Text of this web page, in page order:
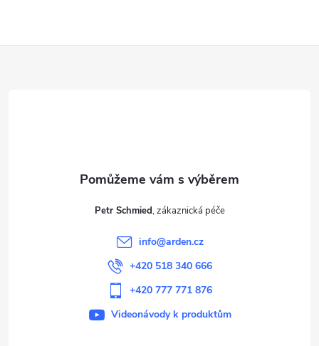
Petr Schmied
info@arden.cz
+420 518 340 666
+420 777 771 876
Videonávody k produktům